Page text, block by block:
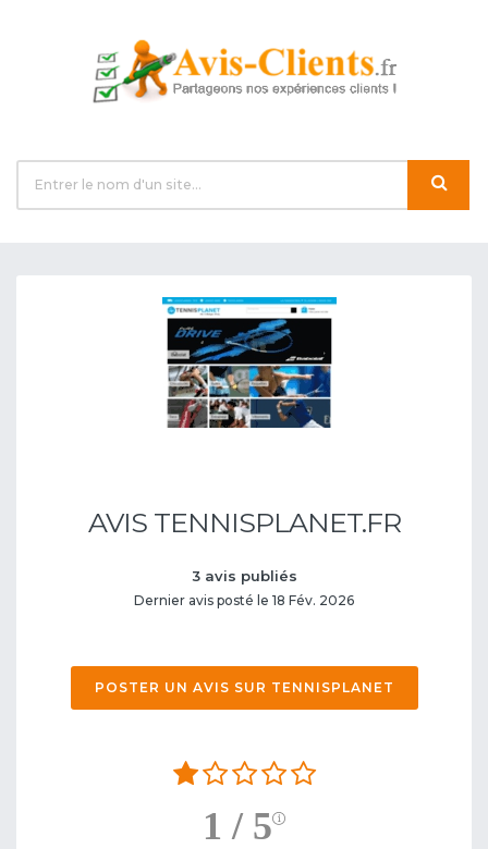
AVIS TENNISPLANET.FR
3 avis publiés
Dernier avis posté le 18 Fév. 2026
POSTER UN AVIS SUR TENNISPLANET
1 / 5